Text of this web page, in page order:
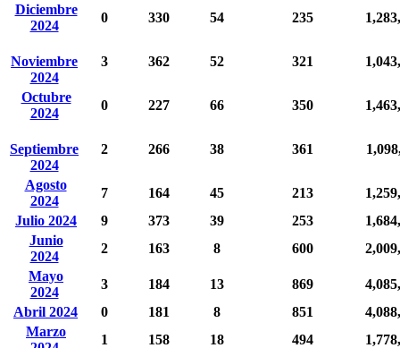
Diciembre
2024
0 330 54 235
Noviembre
2024
3 362 52 321
Octubre
2024
0 227 66 350
Septiembre
2024
2 266 38 361
Agosto
2024
7 164 45 213
Julio 2024
9 373 39 253
Junio
2024
2 163 8 600
Mayo
2024
3 184 13 869
Abril 2024
0 181 8 851
Marzo
1 158 18 494